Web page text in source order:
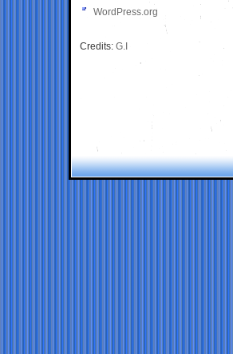
WordPress.org
Credits: G.I